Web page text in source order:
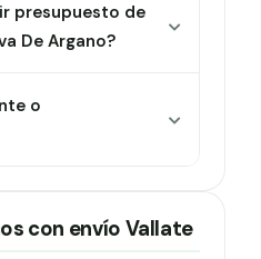
presupuesto de
De Argano?
o
con envío Vallate